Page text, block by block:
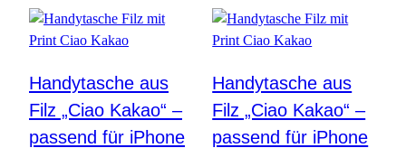
Handytasche aus
Filz „Ciao Kakao“ –
passend für iPhone
Handytasche aus
Filz „Ciao Kakao“ –
passend für iPhone